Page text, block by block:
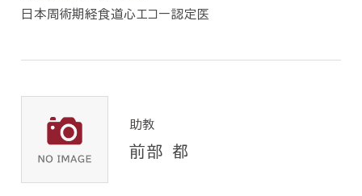
日本周術期経食道心エコー認定医
助教
前部 都